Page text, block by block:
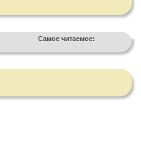
Самое читаемое: